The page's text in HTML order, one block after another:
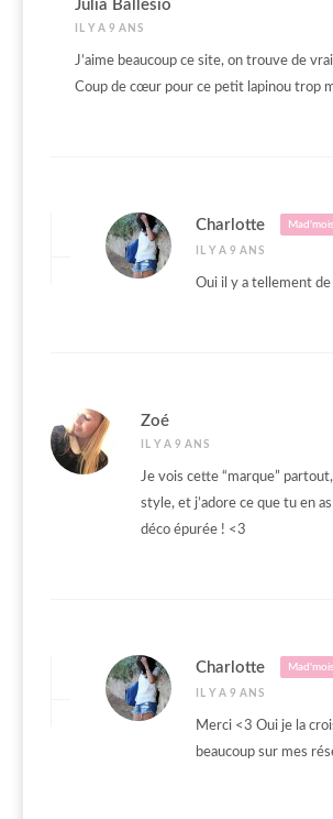
Julia Ballesio
IL Y A 9 ANS
J’aime beaucoup ce site, on trouve de
Coup de cœur pour ce petit lapinou trop
Charlotte
IL Y A 9 ANS
Oui il y a tellement
Zoé
IL Y A 9 ANS
Je vois cette “marque”
style, et j’adore ce que tu en
déco épurée ! <3
Charlotte
IL Y A 9 ANS
Merci <3 Oui je la
beaucoup sur mes